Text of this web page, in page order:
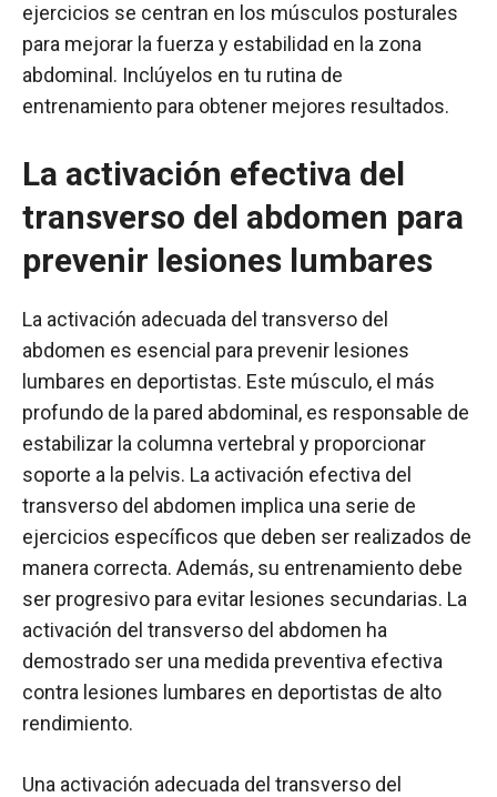
ejercicios se centran en los músculos posturales
para mejorar la fuerza y estabilidad en la zona
abdominal. Inclúyelos en tu rutina de
entrenamiento para obtener mejores resultados.
La activación efectiva del
transverso del abdomen para
prevenir lesiones lumbares
La activación adecuada del transverso del
abdomen es esencial para prevenir lesiones
lumbares en deportistas. Este músculo, el más
profundo de la pared abdominal, es responsable de
estabilizar la columna vertebral y proporcionar
soporte a la pelvis. La activación efectiva del
transverso del abdomen implica una serie de
ejercicios específicos que deben ser realizados de
manera correcta. Además, su entrenamiento debe
ser progresivo para evitar lesiones secundarias. La
activación del transverso del abdomen ha
demostrado ser una medida preventiva efectiva
contra lesiones lumbares en deportistas de alto
rendimiento.
Una activación adecuada del transverso del